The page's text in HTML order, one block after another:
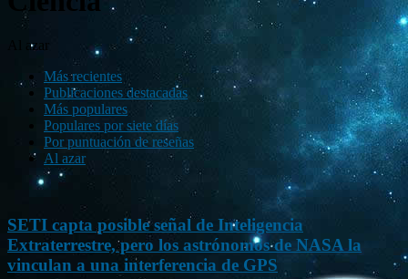
Al azar
Más recientes
Publicaciones destacadas
Más populares
Populares por siete días
Por puntuación de reseñas
Al azar
SETI capta posible señal de Inteligencia
Extraterrestre, pero los astrónomos de NASA la
vinculan a una interferencia de GPS